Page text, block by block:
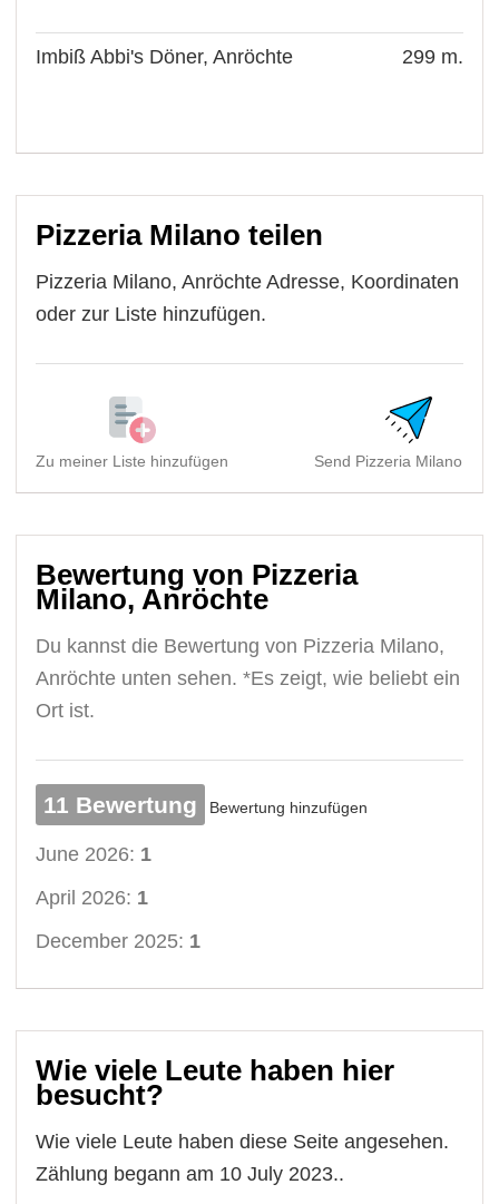
Imbiß Abbi's Döner, Anröchte 299 m.
Pizzeria Milano teilen
Pizzeria Milano, Anröchte Adresse, Koordinaten
oder zur Liste hinzufügen.
Zu meiner Liste hinzufügen Send Pizzeria Milano,
Bewertung von Pizzeria
Milano, Anröchte
Du kannst die Bewertung von Pizzeria Milano,
Anröchte unten sehen. *Es zeigt, wie beliebt ein
Ort ist.
11 Bewertung Bewertung hinzufügen
June 2026: 1
April 2026: 1
December 2025: 1
Wie viele Leute haben hier
besucht?
Wie viele Leute haben diese Seite angesehen.
Zählung begann am 10 July 2023..